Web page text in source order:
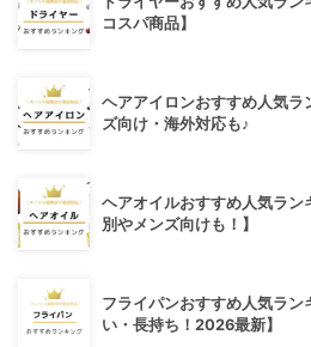
コスパ商品】
ヘアアイロンおすすめ人気
ズ向け・海外対応も♪
ヘアオイルおすすめ人気ラ
別やメンズ向けも！】
フライパンおすすめ人気ラ
い・長持ち！2026最新】